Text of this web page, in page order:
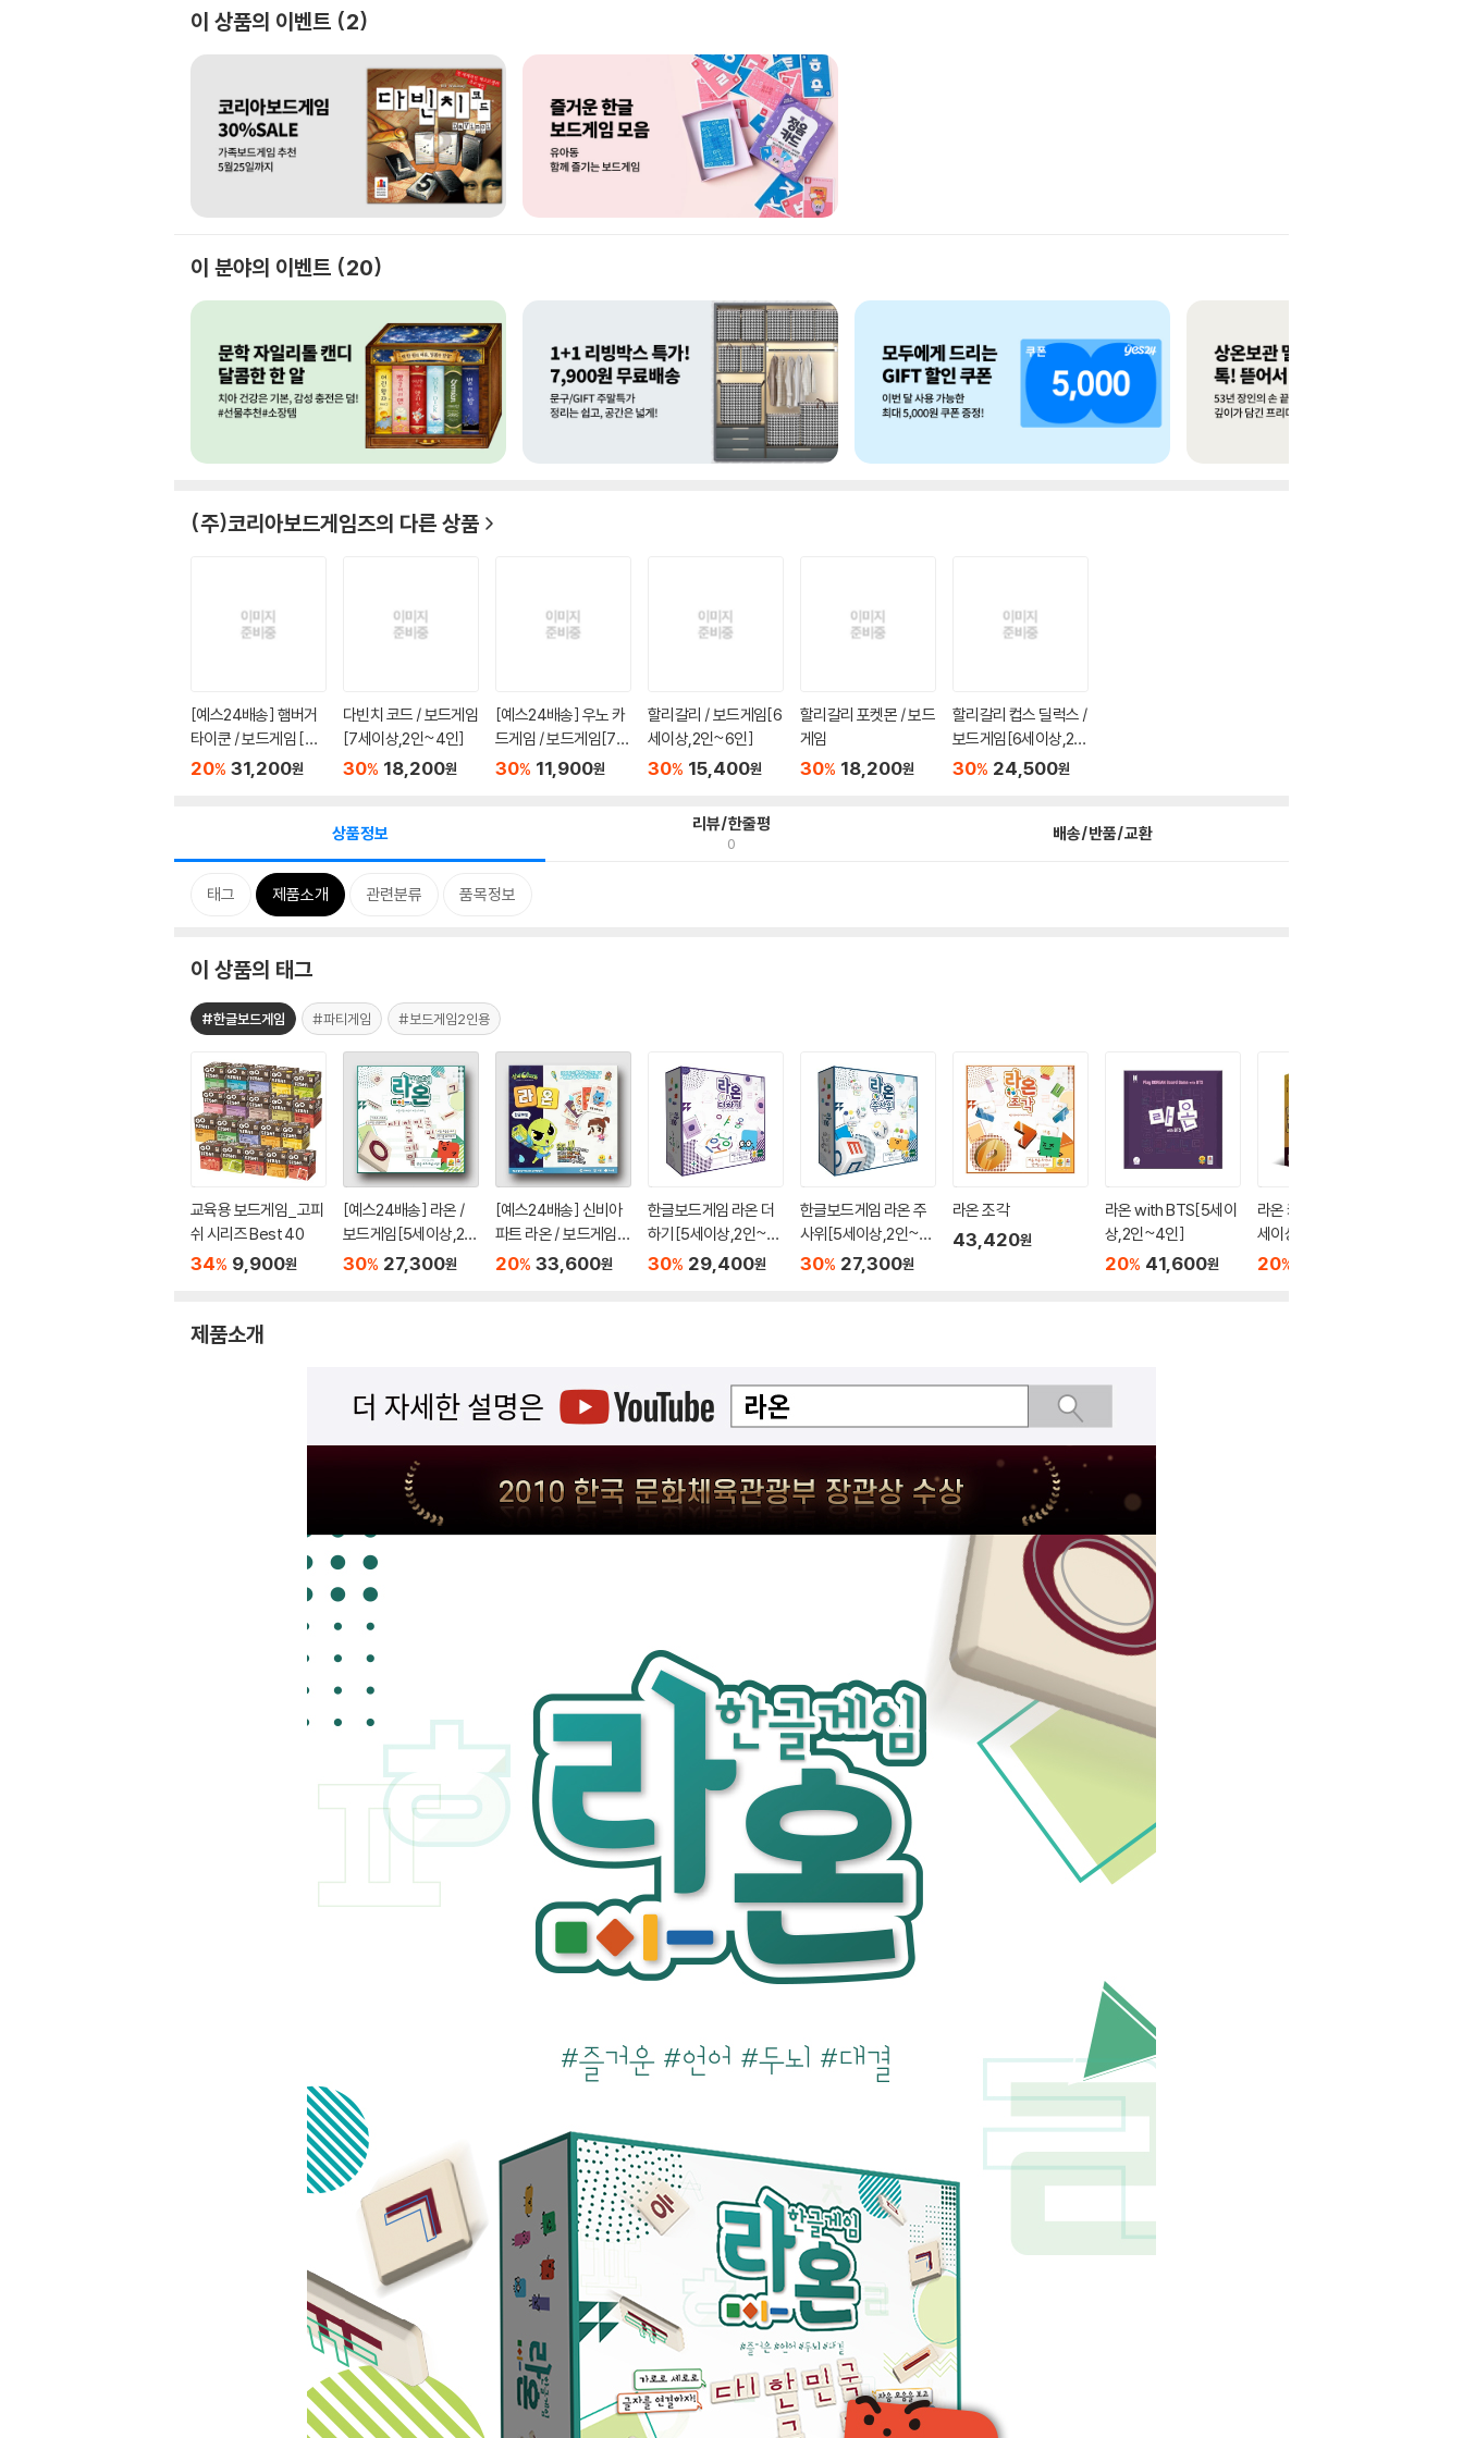
이 상품의 이벤트 2
이 분야의 이벤트 20
(주)코리아보드게임즈의 다른 상품
[예스24배송] 햄버거
타이쿤 / 보드게임 [만
6세...
20% 31,200원
다빈치 코드 / 보드게임
[7세이상,2인~4인]
30% 18,200원
[예스24배송] 우노 카
드게임 / 보드게임[7세
이상...
30% 11,900원
할리갈리 / 보드게임[6
세이상,2인~6인]
30% 15,400원
할리갈리 포켓몬 / 보드
게임
30% 18,200원
할리갈리 컵스 딜럭스 /
보드게임[6세이상,2~
4인...
30% 24,500원
상품정보 리뷰/한줄평
0 배송/반품/교환
태그 제품소개 관련분류 품목정보
이 상품의 태그
#한글보드게임 #파티게임 #보드게임2인용
교육용 보드게임_고피
쉬 시리즈 Best 40
34% 9,900원
[예스24배송] 라온 /
보드게임[5세이상,2~
4명]
30% 27,300원
[예스24배송] 신비아
파트 라온 / 보드게임
[5세이상,2~4명]
20% 33,600원
한글보드게임 라온 더
하기[5세이상,2인~6
인]
30% 29,400원
한글보드게임 라온 주
사위[5세이상,2인~4
인]
30% 27,300원
라온 조각
43,420원
라온 with BTS[5세이
상,2인~4인]
20% 41,600원
라온 카카오프렌즈[5
세이상,2인~4인]
20%
제품소개